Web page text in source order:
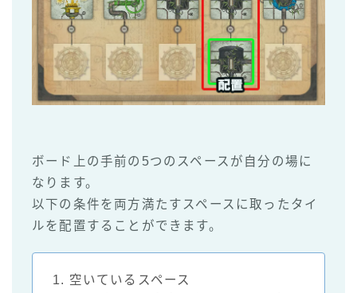
ボード上の手前の5つのスペースが自分の場に
なります。
以下の条件を両方満たすスペースに取ったタイ
ルを配置することができます。
1. 空いているスペース